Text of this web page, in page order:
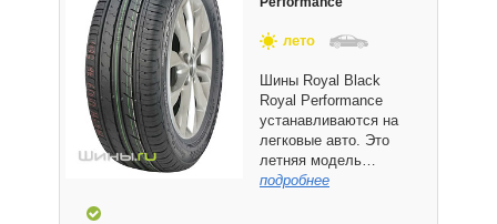
лето
Шины Royal Black
Royal Performance
устанавливаются на
легковые авто. Это
летняя модель…
подробнее